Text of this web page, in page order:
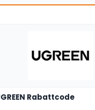
Rabattcode